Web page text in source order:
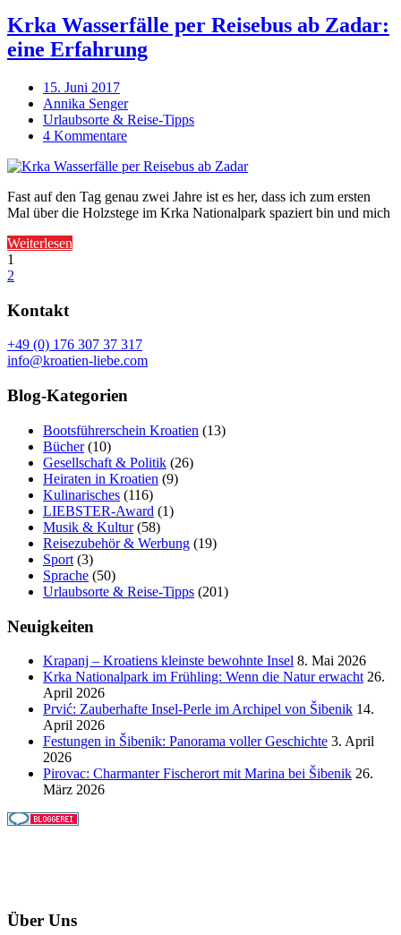
Krka Wasserfälle per Reisebus ab Zadar:
eine Erfahrung
15. Juni 2017
Annika Senger
Urlaubsorte & Reise-Tipps
4 Kommentare
Fast auf den Tag genau zwei Jahre ist es her, dass ich zum ersten
Mal über die Holzstege im Krka Nationalpark spaziert bin und mich
Weiterlesen
1
2
Kontakt
+49 (0) 176 307 37 317
info@kroatien-liebe.com
Blog-Kategorien
Bootsführerschein Kroatien (13)
Bücher(10)
Gesellschaft & Politik (26)
Heiraten in Kroatien (9)
Kulinarisches (116)
LIEBSTER-Award (1)
Musik & Kultur(58)
Reisezubehör & Werbung (19)
Sport (3)
Sprache (50)
Urlaubsorte & Reise-Tipps (201)
Neuigkeiten
Krapanj – Kroatiens kleinste bewohnte Insel 8. Mai 2026
Krka Nationalpark im Frühling: Wenn die Natur erwacht 26.
April 2026
Prvić: Zauberhafte Insel-Perle im Archipel von Šibenik 14.
April 2026
Festungen in Šibenik: Panorama voller Geschichte 3. April
2026
Pirovac: Charmanter Fischerort mit Marina bei Šibenik 26.
März 2026
Über Uns